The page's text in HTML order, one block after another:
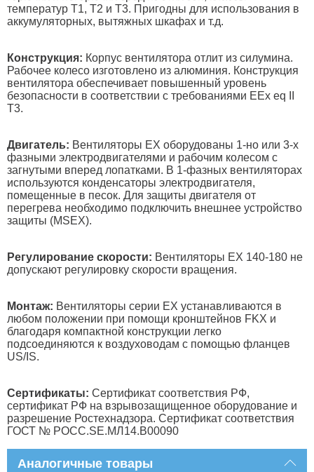
температур Т1, Т2 и Т3. Пригодны для использования в
аккумуляторных, вытяжных шкафах и т.д.
Конструкция: Корпус вентилятора отлит из силумина.
Рабочее колесо изготовлено из алюминия. Конструкция
вентилятора обеспечивает повышенный уровень
безопасности в соответствии с требованиями EEx eq II
T3.
Двигатель: Вентиляторы EX оборудованы 1-но или 3-х
фазными электродвигателями и рабочим колесом с
загнутыми вперед лопатками. В 1-фазных вентиляторах
используются конденсаторы электродвигателя,
помещенные в песок. Для защиты двигателя от
перегрева необходимо подключить внешнее устройство
защиты (MSEX).
Регулирование скорости: Вентиляторы EX 140-180 не
допускают регулировку скорости вращения.
Монтаж: Вентиляторы серии ЕХ устанавливаются в
любом положении при помощи кронштейнов FKX и
благодаря компактной конструкции легко
подсоединяются к воздуховодам с помощью фланцев
US/IS.
Сертификаты: Сертификат соответствия РФ,
сертификат РФ на взрывозащищенное оборудование и
разрешение Ростехнадзора. Сертификат соответствия
ГОСТ № РОСС.SE.МЛ14.В00090
Аналогичные товары